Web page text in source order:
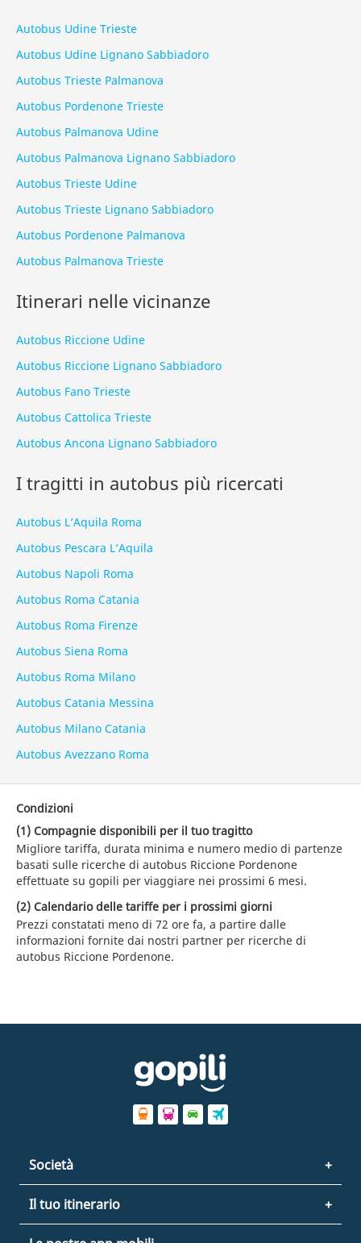
Autobus Udine Trieste
Autobus Udine Lignano Sabbiadoro
Autobus Trieste Palmanova
Autobus Pordenone Trieste
Autobus Palmanova Udine
Autobus Palmanova Lignano Sabbiadoro
Autobus Trieste Udine
Autobus Trieste Lignano Sabbiadoro
Autobus Pordenone Palmanova
Autobus Palmanova Trieste
Itinerari nelle vicinanze
Autobus Riccione Udine
Autobus Riccione Lignano Sabbiadoro
Autobus Fano Trieste
Autobus Cattolica Trieste
Autobus Ancona Lignano Sabbiadoro
I tragitti in autobus più ricercati
Autobus L’Aquila Roma
Autobus Pescara L’Aquila
Autobus Napoli Roma
Autobus Roma Catania
Autobus Roma Firenze
Autobus Siena Roma
Autobus Roma Milano
Autobus Catania Messina
Autobus Milano Catania
Autobus Avezzano Roma
Condizioni
(1) Compagnie disponibili per il tuo tragitto
Migliore tariffa, durata minima e numero medio di partenze
basati sulle ricerche di autobus Riccione Pordenone
effettuate su gopili per viaggiare nei prossimi 6 mesi.
(2) Calendario delle tariffe per i prossimi giorni
Prezzi constatati meno di 72 ore fa, a partire dalle
informazioni fornite dai nostri partner per ricerche di
autobus Riccione Pordenone.
Società
Il tuo itinerario